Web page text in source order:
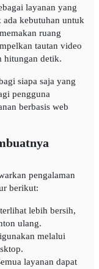
layanan yang
ada kebutuhan untuk
ruang
tautan video
hitungan detik.
siapa saja yang
pengguna
berbasis web
pengalaman
berikut:
lebih bersih,
ulang.
melalui
layanan dapat